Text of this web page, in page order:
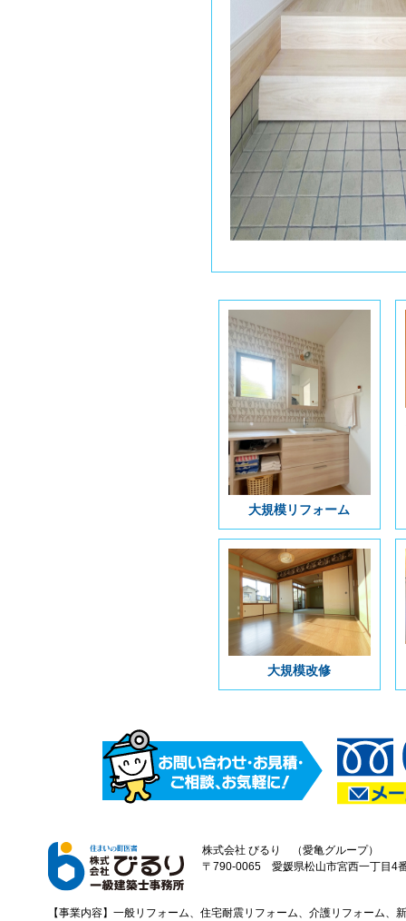
大規模リフォーム
大規模改修
株式会社 びるり （愛亀グループ）
〒790-0065 愛媛県松山市宮西一丁
【事業内容】一般リフォーム、住宅耐震リフォーム、介護リフォーム